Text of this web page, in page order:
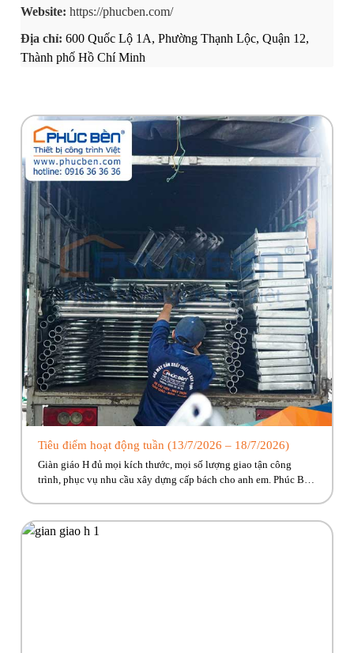
Website: https://phucben.com/
Địa chỉ: 600 Quốc Lộ 1A, Phường Thạnh Lộc, Quận 12,
Thành phố Hồ Chí Minh
Tiêu điểm hoạt động tuần (13/7/2026 – 18/7/2026)
Giàn giáo H đủ mọi kích thước, mọi số lượng giao tận công
trình, phục vụ nhu cầu xây dựng cấp bách cho anh em. Phúc Bền
những hoạt […]